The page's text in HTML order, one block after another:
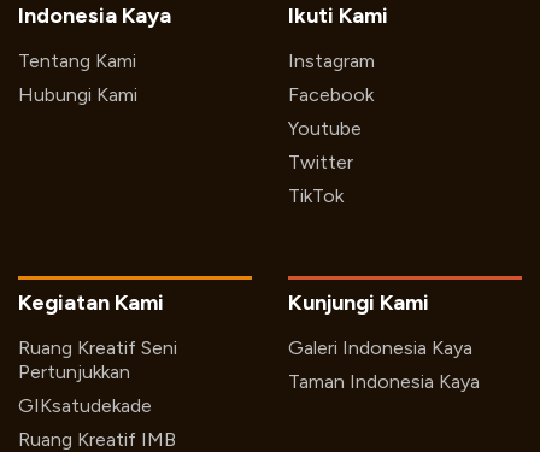
Indonesia Kaya
Tentang Kami
Hubungi Kami
Ikuti Kami
Instagram
Facebook
Youtube
Twitter
TikTok
Kegiatan Kami
Ruang Kreatif Seni
Pertunjukkan
GIKsatudekade
Ruang Kreatif IMB
Kunjungi Kami
Galeri Indonesia Kaya
Taman Indonesia Kaya